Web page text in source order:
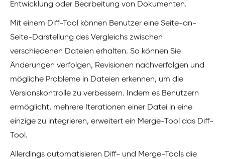
Entwicklung oder Bearbeitung von Dokumenten.
Mit einem Diff-Tool können Benutzer eine Seite-an-
Seite-Darstellung des Vergleichs zwischen
verschiedenen Dateien erhalten. So können Sie
Änderungen verfolgen, Revisionen nachverfolgen und
mögliche Probleme in Dateien erkennen, um die
Versionskontrolle zu verbessern. Indem es Benutzern
ermöglicht, mehrere Iterationen einer Datei in eine
einzige zu integrieren, erweitert ein Merge-Tool das Diff-
Tool.
Allerdings automatisieren Diff- und Merge-Tools die